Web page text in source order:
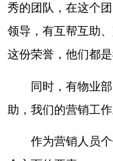
秀的团队，在这个
领导，有互帮互助
这份荣誉，他们都是
同时，有物业
助，我们的营销工
作为营销人员